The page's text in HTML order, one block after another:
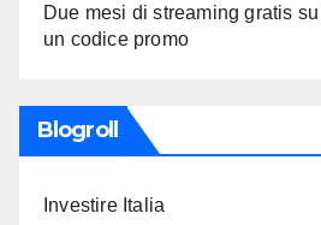
Due mesi di streaming gratis
un codice promo
Blogroll
Investire Italia